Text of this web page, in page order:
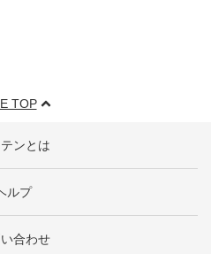
TOP
ンとは
ルプ
合わせ